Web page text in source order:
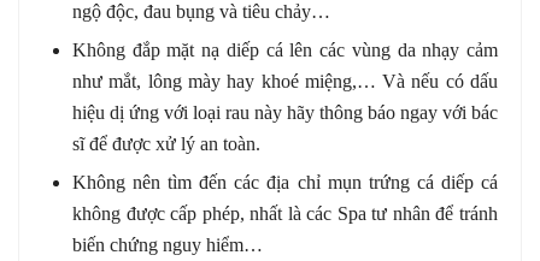
ngộ độc, đau bụng và tiêu chảy…
Không đắp mặt nạ diếp cá lên các vùng da nhạy cảm
như mắt, lông mày hay khoé miệng,… Và nếu có dấu
hiệu dị ứng với loại rau này hãy thông báo ngay với bác
sĩ để được xử lý an toàn.
Không nên tìm đến các địa chỉ mụn trứng cá diếp cá
không được cấp phép, nhất là các Spa tư nhân để tránh
biến chứng nguy hiểm…